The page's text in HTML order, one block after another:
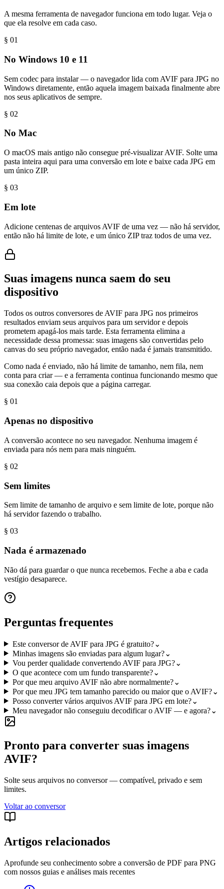
A mesma ferramenta de navegador funciona em todo lugar. Veja o
que ela resolve em cada caso.
§ 01
No Windows 10 e 11
Sem codec para instalar — o navegador lida com AVIF para JPG no
Windows diretamente, então aquela imagem baixada finalmente abre
nos seus aplicativos de sempre.
§ 02
No Mac
O macOS mais antigo não consegue pré-visualizar AVIF. Solte uma
pasta inteira aqui para uma conversão em lote e baixe cada JPG em
um único ZIP.
§ 03
Em lote
Adicione centenas de arquivos AVIF de uma vez — não há servidor,
então não há limite de lote, e um único ZIP traz todos de uma vez.
Suas imagens nunca saem do seu
dispositivo
Todos os outros conversores de AVIF para JPG nos primeiros
resultados enviam seus arquivos para um servidor e depois
prometem apagá-los mais tarde. Esta ferramenta elimina a
necessidade dessa promessa: suas imagens são convertidas pelo
canvas do seu próprio navegador, então nada é jamais transmitido.
Como nada é enviado, não há limite de tamanho, nem fila, nem
conta para criar — e a ferramenta continua funcionando mesmo que
sua conexão caia depois que a página carregar.
§ 01
Apenas no dispositivo
A conversão acontece no seu navegador. Nenhuma imagem é
enviada para nós nem para mais ninguém.
§ 02
Sem limites
Sem limite de tamanho de arquivo e sem limite de lote, porque não
há servidor fazendo o trabalho.
§ 03
Nada é armazenado
Não dá para guardar o que nunca recebemos. Feche a aba e cada
vestígio desaparece.
Perguntas frequentes
Este conversor de AVIF para JPG é gratuito?⌄
Minhas imagens são enviadas para algum lugar?⌄
Vou perder qualidade convertendo AVIF para JPG?⌄
O que acontece com um fundo transparente?⌄
Por que meu arquivo AVIF não abre normalmente?⌄
Por que meu JPG tem tamanho parecido ou maior que o AVIF?⌄
Posso converter vários arquivos AVIF para JPG em lote?⌄
Meu navegador não conseguiu decodificar o AVIF — e agora?⌄
Pronto para converter suas imagens
AVIF?
Solte seus arquivos no conversor — compatível, privado e sem
limites.
Voltar ao conversor
Artigos relacionados
Aprofunde seu conhecimento sobre a conversão de PDF para PNG
com nossos guias e análises mais recentes